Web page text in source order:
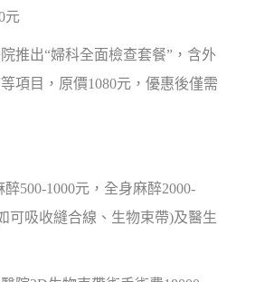
元
推出“婦科全面檢查套餐”，含外
項目，原價1080元，優惠後僅需
500-1000元，全身麻醉2000-
可吸收縫合線、生物束帶)及醫生